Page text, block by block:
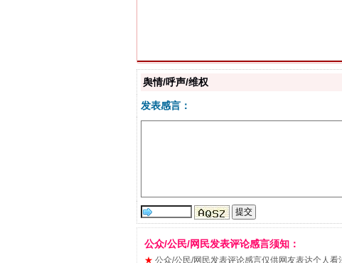
舆情/呼声/维权
发表感言：
公众/公民/网民发表评论感言须知：
★ 公众/公民/网民发表评论感言仅供网友表达个人